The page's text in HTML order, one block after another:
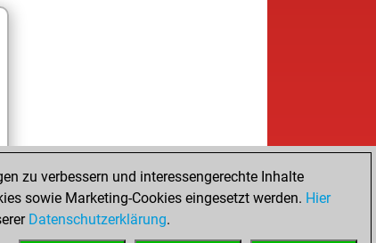
zu verbessern und interessengerechte Inhalte
sowie Marketing-Cookies eingesetzt werden. Hier
Datenschutzerklärung.